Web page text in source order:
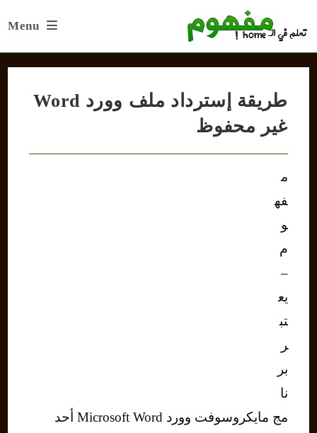
Menu
طريقة إسترداد ملف وورد Word
غير محفوظ
م
فه
و
م
–
يع
تب
ر
بر
نا
مج مايكروسوفت وورد Microsoft Word أحد